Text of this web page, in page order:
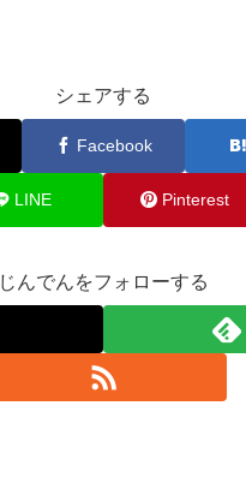
シェアする
Facebook
LINE Pinterest
じんでんをフォローする